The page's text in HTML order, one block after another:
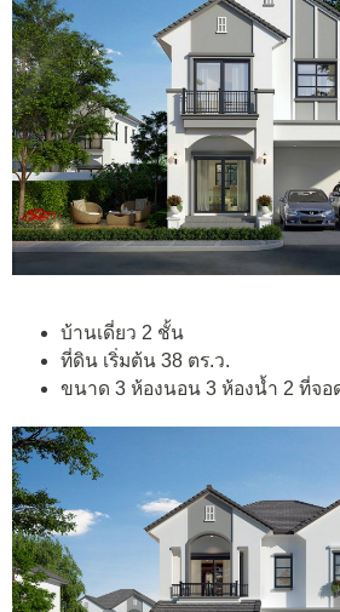
บ้านเดี่ยว 2 ชั้น
ที่ดิน เริ่มต้น 38 ตร.ว.
ขนาด 3 ห้องนอน 3 ห้องน้ำ 2 ที่จอ